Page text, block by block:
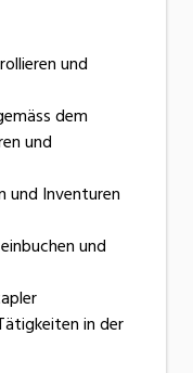
und
dem
und
Inventuren
und
in der